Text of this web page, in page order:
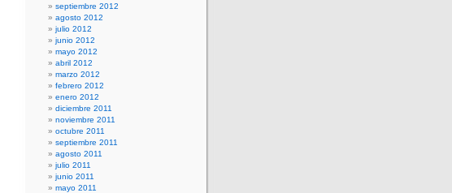
septiembre 2012
agosto 2012
julio 2012
junio 2012
mayo 2012
abril 2012
marzo 2012
febrero 2012
enero 2012
diciembre 2011
noviembre 2011
octubre 2011
septiembre 2011
agosto 2011
julio 2011
junio 2011
mayo 2011